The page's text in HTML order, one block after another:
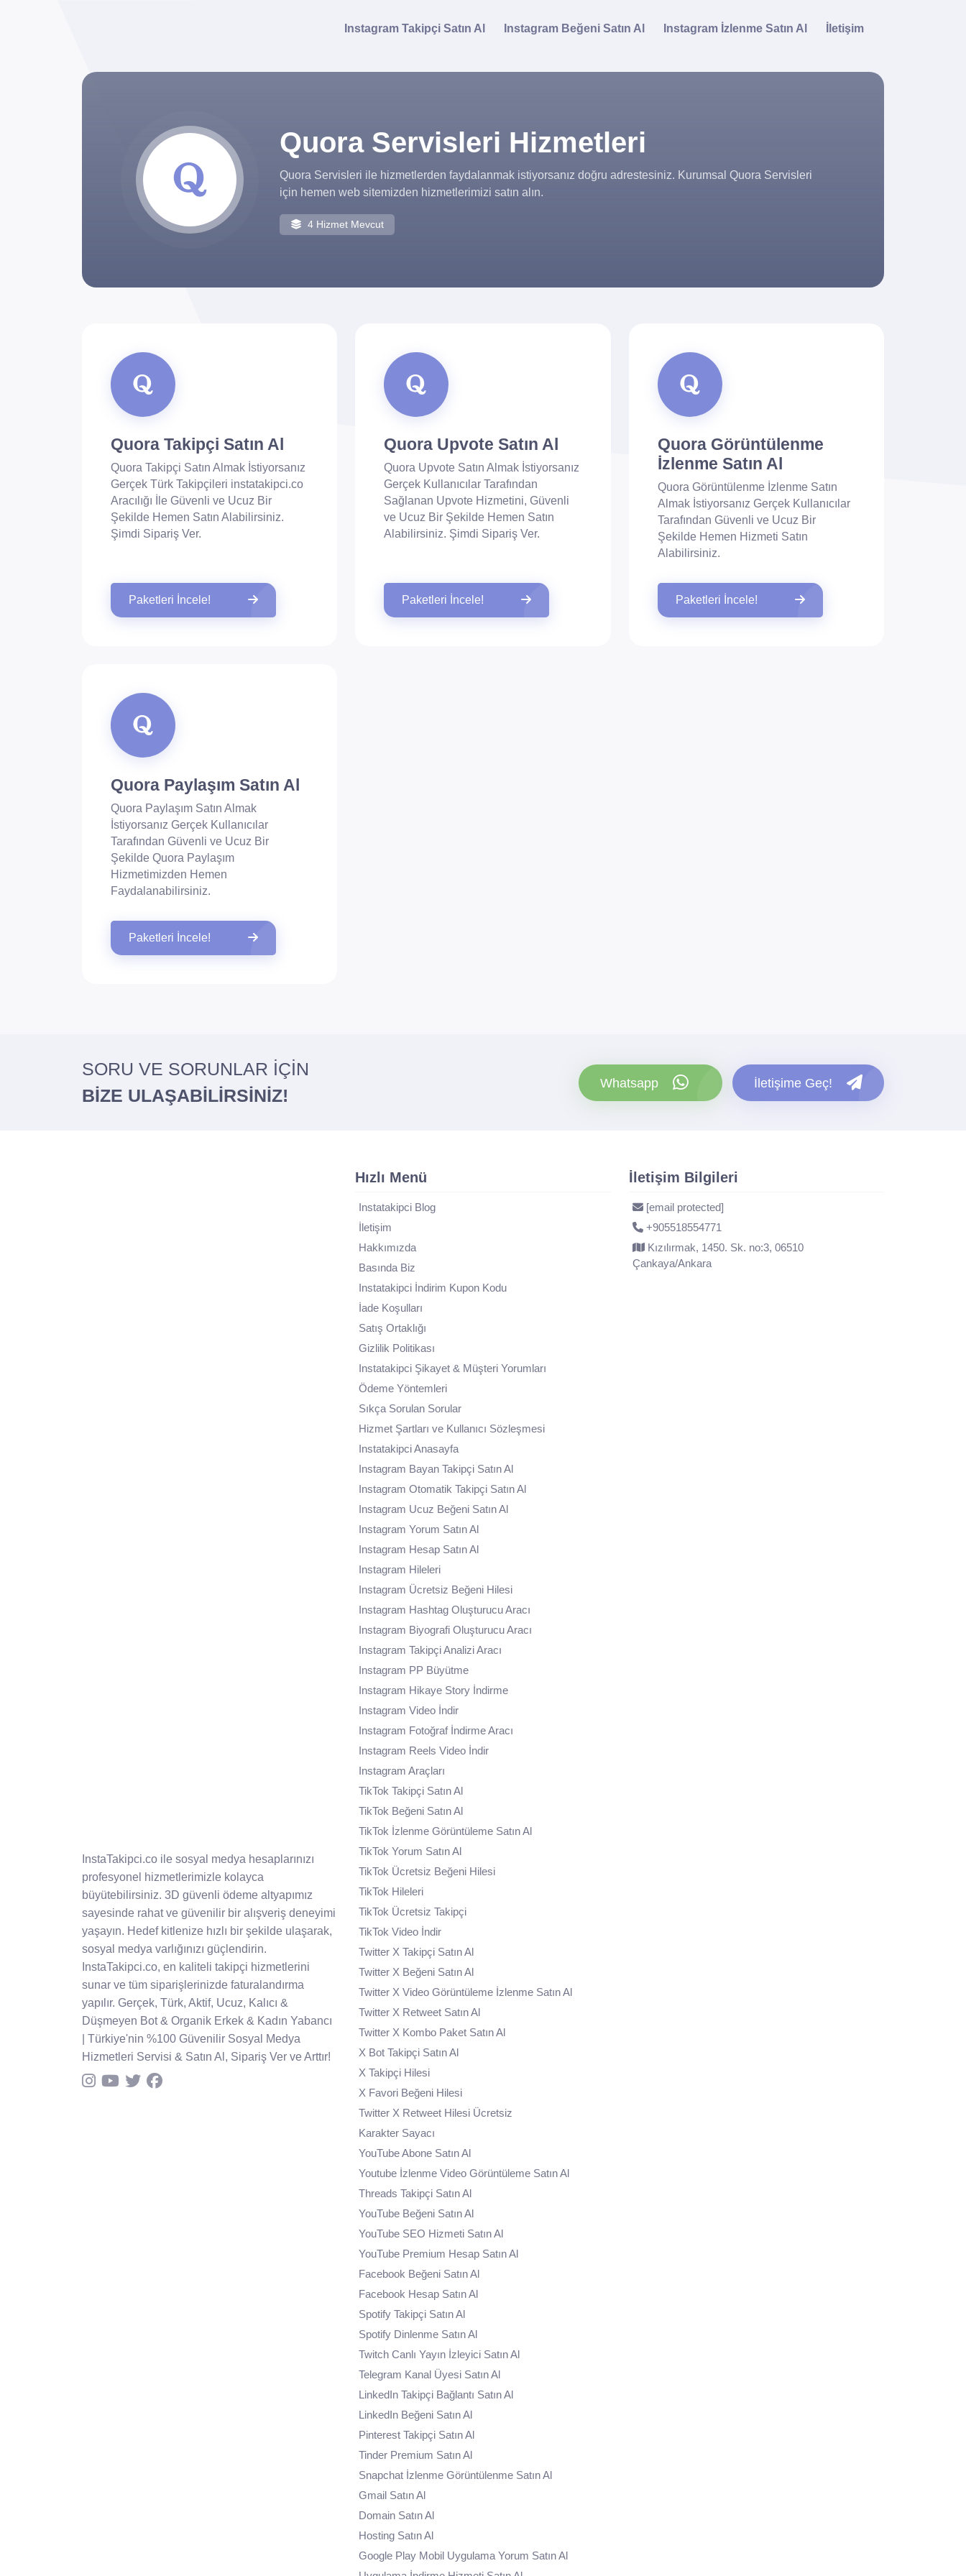
Instagram Takipçi Satın Al Instagram Beğeni Satın Al Instagram İzlenme Satın Al İletişim
Quora Servisleri Hizmetleri
Quora Servisleri ile hizmetlerden faydalanmak istiyorsanız doğru adrestesiniz. Kurumsal Quora Servisleri
için hemen web sitemizden hizmetlerimizi satın alın.
4 Hizmet Mevcut
Quora Takipçi Satın Al
Quora Takipçi Satın Almak İstiyorsanız
Gerçek Türk Takipçileri instatakipci.co
Aracılığı İle Güvenli ve Ucuz Bir
Şekilde Hemen Satın Alabilirsiniz.
Şimdi Sipariş Ver.
Paketleri İncele!
Quora Upvote Satın Al
Quora Upvote Satın Almak İstiyorsanız
Gerçek Kullanıcılar Tarafından
Sağlanan Upvote Hizmetini, Güvenli
ve Ucuz Bir Şekilde Hemen Satın
Alabilirsiniz. Şimdi Sipariş Ver.
Paketleri İncele!
Quora Görüntülenme
İzlenme Satın Al
Quora Görüntülenme İzlenme Satın
Almak İstiyorsanız Gerçek Kullanıcılar
Tarafından Güvenli ve Ucuz Bir
Şekilde Hemen Hizmeti Satın
Alabilirsiniz.
Paketleri İncele!
Quora Paylaşım Satın Al
Quora Paylaşım Satın Almak
İstiyorsanız Gerçek Kullanıcılar
Tarafından Güvenli ve Ucuz Bir
Şekilde Quora Paylaşım
Hizmetimizden Hemen
Faydalanabilirsiniz.
Paketleri İncele!
SORU VE SORUNLAR İÇİN
BİZE ULAŞABİLİRSİNİZ!
Whatsapp İletişime Geç!
InstaTakipci.co ile sosyal medya hesaplarınızı
profesyonel hizmetlerimizle kolayca
büyütebilirsiniz. 3D güvenli ödeme altyapımız
sayesinde rahat ve güvenilir bir alışveriş deneyimi
yaşayın. Hedef kitlenize hızlı bir şekilde ulaşarak,
sosyal medya varlığınızı güçlendirin.
InstaTakipci.co, en kaliteli takipçi hizmetlerini
sunar ve tüm siparişlerinizde faturalandırma
yapılır. Gerçek, Türk, Aktif, Ucuz, Kalıcı &
Düşmeyen Bot & Organik Erkek & Kadın Yabancı
| Türkiye'nin %100 Güvenilir Sosyal Medya
Hizmetleri Servisi & Satın Al, Sipariş Ver ve Arttır!
Hızlı Menü
Instatakipci Blog
İletişim
Hakkımızda
Basında Biz
Instatakipci İndirim Kupon Kodu
İade Koşulları
Satış Ortaklığı
Gizlilik Politikası
Instatakipci Şikayet & Müşteri Yorumları
Ödeme Yöntemleri
Sıkça Sorulan Sorular
Hizmet Şartları ve Kullanıcı Sözleşmesi
Instatakipci Anasayfa
Instagram Bayan Takipçi Satın Al
Instagram Otomatik Takipçi Satın Al
Instagram Ucuz Beğeni Satın Al
Instagram Yorum Satın Al
Instagram Hesap Satın Al
Instagram Hileleri
Instagram Ücretsiz Beğeni Hilesi
Instagram Hashtag Oluşturucu Aracı
Instagram Biyografi Oluşturucu Aracı
Instagram Takipçi Analizi Aracı
Instagram PP Büyütme
Instagram Hikaye Story İndirme
Instagram Video İndir
Instagram Fotoğraf İndirme Aracı
Instagram Reels Video İndir
Instagram Araçları
TikTok Takipçi Satın Al
TikTok Beğeni Satın Al
TikTok İzlenme Görüntüleme Satın Al
TikTok Yorum Satın Al
TikTok Ücretsiz Beğeni Hilesi
TikTok Hileleri
TikTok Ücretsiz Takipçi
TikTok Video İndir
Twitter X Takipçi Satın Al
Twitter X Beğeni Satın Al
Twitter X Video Görüntüleme İzlenme Satın Al
Twitter X Retweet Satın Al
Twitter X Kombo Paket Satın Al
X Bot Takipçi Satın Al
X Takipçi Hilesi
X Favori Beğeni Hilesi
Twitter X Retweet Hilesi Ücretsiz
Karakter Sayacı
YouTube Abone Satın Al
Youtube İzlenme Video Görüntüleme Satın Al
Threads Takipçi Satın Al
YouTube Beğeni Satın Al
YouTube SEO Hizmeti Satın Al
YouTube Premium Hesap Satın Al
Facebook Beğeni Satın Al
Facebook Hesap Satın Al
Spotify Takipçi Satın Al
Spotify Dinlenme Satın Al
Twitch Canlı Yayın İzleyici Satın Al
Telegram Kanal Üyesi Satın Al
LinkedIn Takipçi Bağlantı Satın Al
LinkedIn Beğeni Satın Al
Pinterest Takipçi Satın Al
Tinder Premium Satın Al
Snapchat İzlenme Görüntülenme Satın Al
Gmail Satın Al
Domain Satın Al
Hosting Satın Al
Google Play Mobil Uygulama Yorum Satın Al
İletişim Bilgileri
[email protected]
+905518554771
Kızılırmak, 1450. Sk. no:3, 06510
Çankaya/Ankara